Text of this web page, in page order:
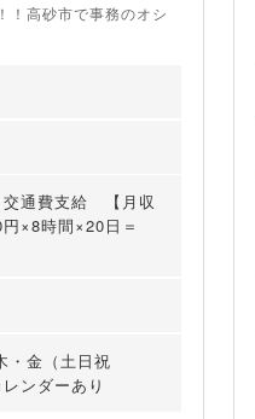
！高砂市で事務のオシ
交通費支給 【月収
×8時間×20日＝
・金（土日祝
ンダーあり